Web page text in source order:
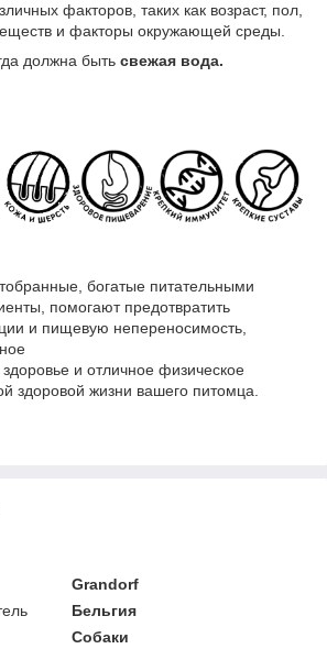
факторов, таких как возраст, пол,
и факторы окружающей среды.
должна быть свежая вода.
богатые питательными
помогают предотвратить
и пищевую непереносимость,
и отличное физическое
здоровой жизни вашего питомца.
Grandorf
Бельгия
Собаки